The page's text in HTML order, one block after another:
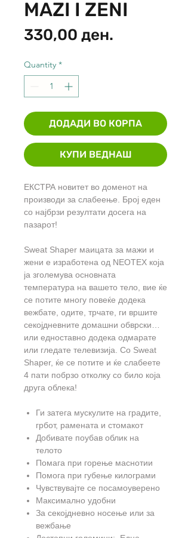
MAZI I ZENI
330,00 ден.
Quantity *
ДОДАДИ ВО КОРПА
КУПИ ВЕДНАШ
ЕКСТРА новитет во доменот на
производи за слабеење. Број еден
со најбрзи резултати досега на
пазарот!
Sweat Shaper маицата за мажи и
жени е изработенa од NEOTEX која
ја зголемува основната
температура на вашето тело, вие ќе
се потите многу повеќе додека
вежбате, одите, трчате, ги вршите
секојдневните домашни обврски…
или едноставно додека одмарате
или гледате телевизија. Со Sweat
Shaper, ќе се потите и ќе слабеете
4 пати побрзо отколку со било која
друга облека!
Ги затега мускулите на градите,
грбот, рамената и стомакот
Добивате поубав облик на
телото
Помага при горење маснотии
Помога при губење килограми
Чувствувајте се посамоуверено
Максимално удобни
За секојдневно носење или за
вежбање